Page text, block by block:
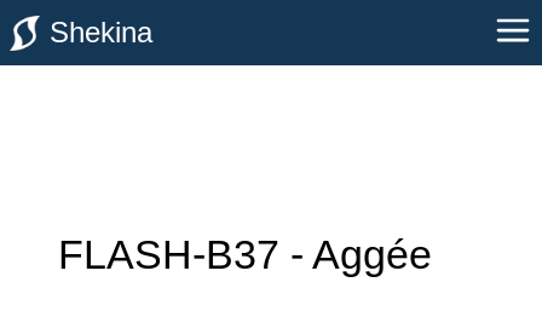
Shekina
FLASH-B37 - Aggée